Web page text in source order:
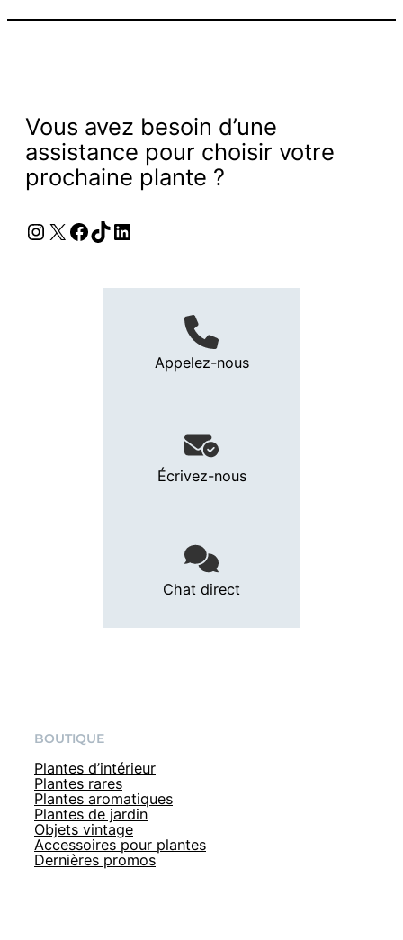
Vous avez besoin d’une
assistance pour choisir votre
prochaine plante ?
Instagram
X Facebook
TikTok
LinkedIn
Appelez-nous
Écrivez-nous
Chat direct
BOUTIQUE
Plantes d’intérieur
Plantes rares
Plantes aromatiques
Plantes de jardin
Objets vintage
Accessoires pour plantes
Dernières promos